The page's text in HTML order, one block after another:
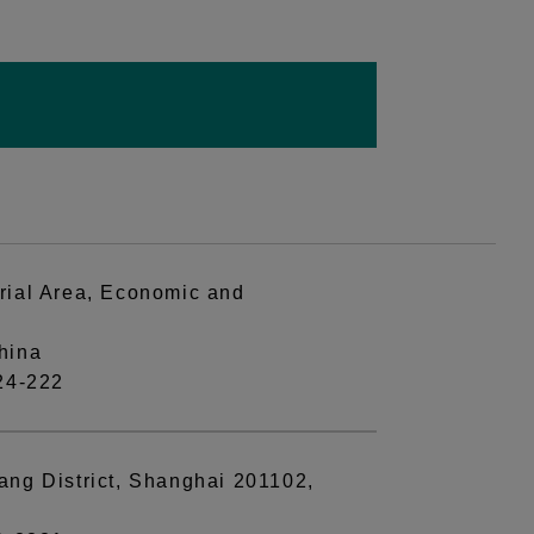
Area, Economic and
222
District, Shanghai 201102,